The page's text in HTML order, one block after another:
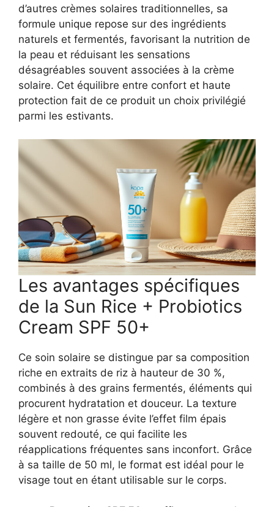
d’autres crèmes solaires traditionnelles, sa
formule unique repose sur des ingrédients
naturels et fermentés, favorisant la nutrition de
la peau et réduisant les sensations
désagréables souvent associées à la crème
solaire. Cet équilibre entre confort et haute
protection fait de ce produit un choix privilégié
parmi les estivants.
Les avantages spécifiques
de la Sun Rice + Probiotics
Cream SPF 50+
Ce soin solaire se distingue par sa composition
riche en extraits de riz à hauteur de 30 %,
combinés à des grains fermentés, éléments qui
procurent hydratation et douceur. La texture
légère et non grasse évite l’effet film épais
souvent redouté, ce qui facilite les
réapplications fréquentes sans inconfort. Grâce
à sa taille de 50 ml, le format est idéal pour le
visage tout en étant utilisable sur le corps.